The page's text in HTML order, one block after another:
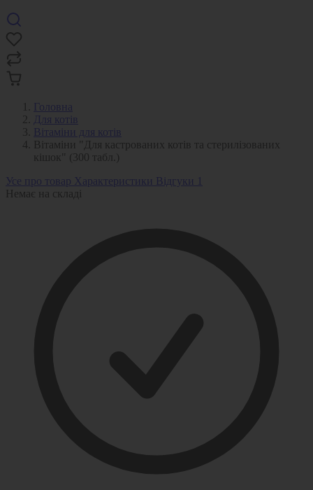
Головна
Для котів
Вітаміни для котів
Вітаміни "Для кастрованих котів та стерилізованих
кішок" (300 табл.)
Усе про товар Характеристики Відгуки 1
Немає на складі